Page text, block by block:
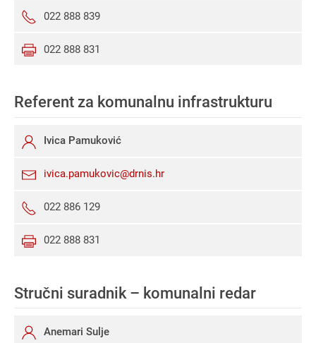
022 888 839
022 888 831
Referent za komunalnu infrastrukturu
Ivica Pamuković
ivica.pamukovic@drnis.hr
022 886 129
022 888 831
Stručni suradnik – komunalni redar
Anemari Sulje